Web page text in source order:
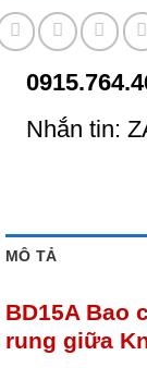
Nhắn tin:
MÔ TẢ
BD15A Bao
rung giữa